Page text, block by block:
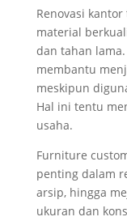
Renovasi
material
dan tahan
membantu
meskipun
Hal ini tentu
usaha.
Furniture
penting dalam
arsip, hingga
ukuran dan